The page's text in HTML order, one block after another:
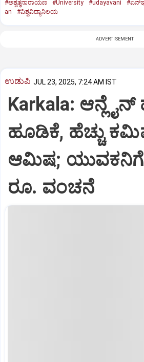
#ಅಶ್ವತ್ಥನಾರಾಯಣ #University #udayavani
an
#ವಿಶ್ವವಿದ್ಯಾನಿಲಯ
ADVERTISEMENT
ಉಡುಪಿ JUL 23, 2025, 7:24 AM IST
Karkala:
ಹೂಡಿಕೆ, ಹೆಚ್ಚು
ಆಮಿಷ; ಯುವಕನಿಗೆ
ರೂ. ವಂಚನೆ